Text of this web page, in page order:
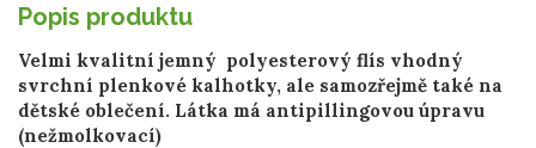
Popis produktu
Velmi kvalitní jemný polyesterový flís vhodný
svrchní plenkové kalhotky, ale samozřejmě také na
dětské oblečení. Látka má antipillingovou úpravu
(nežmolkovací)